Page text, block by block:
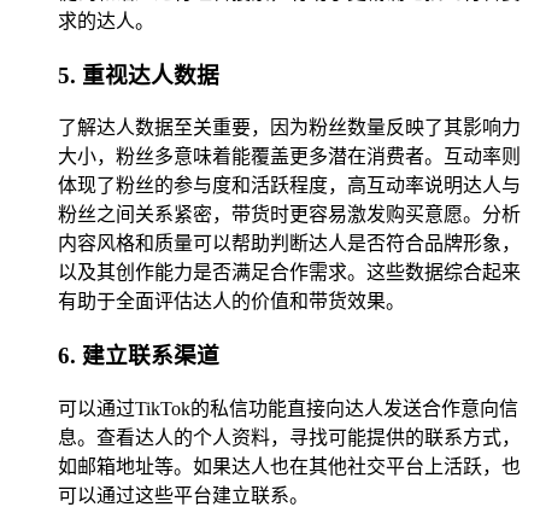
求的达人。
5. 重视达人数据
了解达人数据至关重要，因为粉丝数量反映了其影响力
大小，粉丝多意味着能覆盖更多潜在消费者。互动率则
体现了粉丝的参与度和活跃程度，高互动率说明达人与
粉丝之间关系紧密，带货时更容易激发购买意愿。分析
内容风格和质量可以帮助判断达人是否符合品牌形象，
以及其创作能力是否满足合作需求。这些数据综合起来
有助于全面评估达人的价值和带货效果。
6. 建立联系渠道
可以通过TikTok的私信功能直接向达人发送合作意向信
息。查看达人的个人资料，寻找可能提供的联系方式，
如邮箱地址等。如果达人也在其他社交平台上活跃，也
可以通过这些平台建立联系。